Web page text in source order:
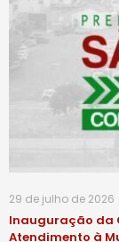
29 de julho de 2026
Inauguração da
Atendimento à